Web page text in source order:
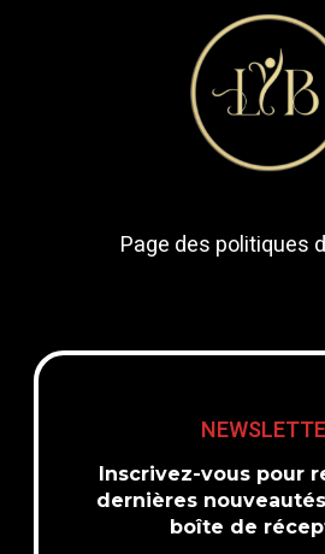
Page des politiques
Inscrivez-vous pour
dernières
boîte de